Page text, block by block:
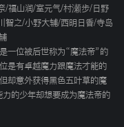
/福山润/室元气/村瀬步/ 日野
智之/小野大辅/西明日香/寺岛
一位被后世称为“魔法帝”的
是有卓越魔力跟魔法才能的
却意外获得黑色五叶草的魔
的少年却想要成为魔法帝的